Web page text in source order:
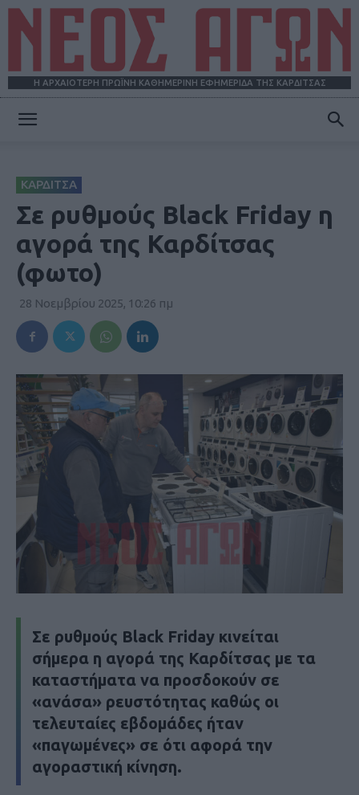
Η ΑΡΧΑΙΟΤΕΡΗ ΠΡΩΪΝΗ ΚΑΘΗΜΕΡΙΝΗ ΕΦΗΜΕΡΙΔΑ ΤΗΣ ΚΑΡΔΙΤΣΑΣ
ΚΑΡΔΙΤΣΑ
Σε ρυθμούς Black Friday η
αγορά της Καρδίτσας
(φωτο)
28 Νοεμβρίου 2025, 10:26 πμ
Σε ρυθμούς Black Friday κινείται
σήμερα η αγορά της Καρδίτσας με τα
καταστήματα να προσδοκούν σε
«ανάσα» ρευστότητας καθώς οι
τελευταίες εβδομάδες ήταν
«παγωμένες» σε ότι αφορά την
αγοραστική κίνηση.